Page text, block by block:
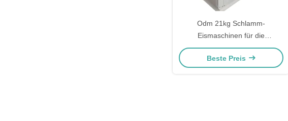
Odm 21kg Schlamm-
Eismaschinen für die
Pflanzenkonservierung
Beste Preis